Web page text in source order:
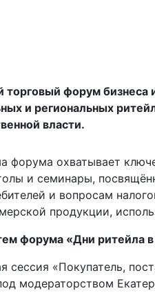
форум бизнеса
и региональных
власти.
форума охватывает
и семинары,
и вопросам
продукции,
форума «Дни ритейла
сессия «Покупатель,
модераторством